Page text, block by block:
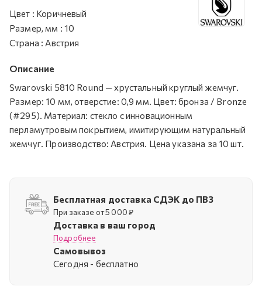
Цвет : Коричневый
Размер, мм : 10
Страна : Австрия
Описание
Swarovski 5810 Round — хрустальный круглый жемчуг.
Размер: 10 мм, отверстие: 0,9 мм. Цвет: бронза / Bronze
(#295). Материал: стекло с инновационным
перламутровым покрытием, имитирующим натуральный
жемчуг. Производство: Австрия. Цена указана за 10 шт.
Бесплатная доставка СДЭК до ПВЗ
При заказе от 5 000 ₽
Доставка в ваш город
Подробнее
Самовывоз
Cегодня - бесплатно